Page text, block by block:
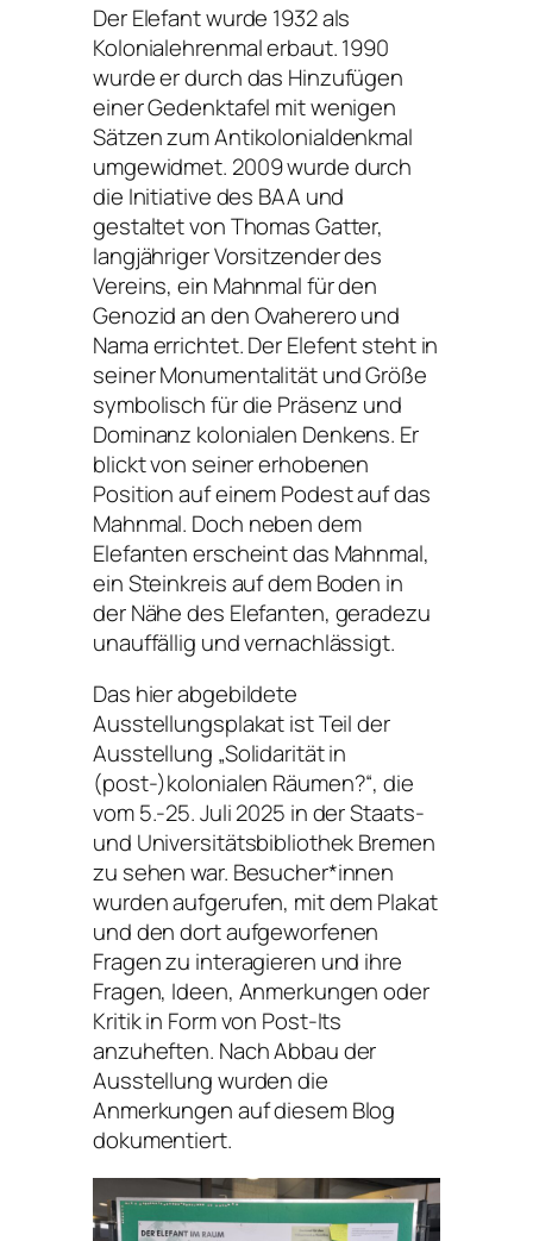
Der Elefant wurde 1932 als
Kolonialehrenmal erbaut. 1990
wurde er durch das Hinzufügen
einer Gedenktafel mit wenigen
Sätzen zum Antikolonialdenkmal
umgewidmet. 2009 wurde durch
die Initiative des BAA und
gestaltet von Thomas Gatter,
langjähriger Vorsitzender des
Vereins, ein Mahnmal für den
Genozid an den Ovaherero und
Nama errichtet. Der Elefent steht in
seiner Monumentalität und Größe
symbolisch für die Präsenz und
Dominanz kolonialen Denkens. Er
blickt von seiner erhobenen
Position auf einem Podest auf das
Mahnmal. Doch neben dem
Elefanten erscheint das Mahnmal,
ein Steinkreis auf dem Boden in
der Nähe des Elefanten, geradezu
unauffällig und vernachlässigt.
Das hier abgebildete
Ausstellungsplakat ist Teil der
Ausstellung „Solidarität in
(post-)kolonialen Räumen?“, die
vom 5.-25. Juli 2025 in der Staats-
und Universitätsbibliothek Bremen
zu sehen war. Besucher*innen
wurden aufgerufen, mit dem Plakat
und den dort aufgeworfenen
Fragen zu interagieren und ihre
Fragen, Ideen, Anmerkungen oder
Kritik in Form von Post-Its
anzuheften. Nach Abbau der
Ausstellung wurden die
Anmerkungen auf diesem Blog
dokumentiert.